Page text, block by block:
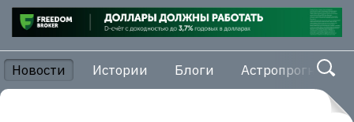
Новости Истории Блоги Астропрогноз